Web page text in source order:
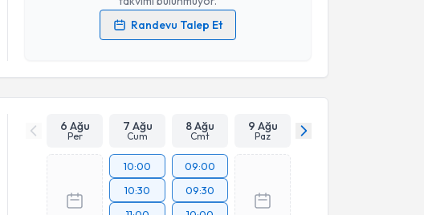
Randevu Talep Et
Kişisel verilerimin işlenmesine ilişkinAydınlatma Metni
işlenmesini kabul ediyorum.
Takvim Talebini Gönder
6 Ağu
Per
7 Ağu
Cum
8 Ağu
Cmt
9 Ağu
Paz
10:00
10:30
09:00
09:30